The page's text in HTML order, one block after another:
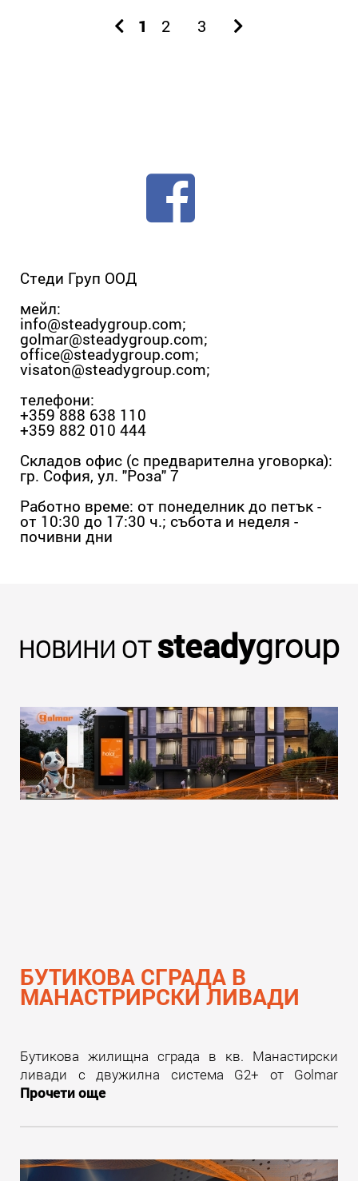
1 2 3
Стеди Груп ООД
мейл:
info@steadygroup.com;
golmar@steadygroup.com;
office@steadygroup.com;
visaton@steadygroup.com;
телефони:
+359 888 638 110
+359 882 010 444
Складов офис (с предварителна уговорка):
гр. София, ул. "Роза" 7
Работно време: от понеделник до петък -
от 10:30 до 17:30 ч.; събота и неделя -
почивни дни
НОВИНИ ОТsteadygroup
БУТИКОВА СГРАДА В
МАНАСТРИРСКИ ЛИВАДИ
Бутикова жилищна сграда в кв. Манастирски
ливади с двужилна система G2+ от Golmar
Прочети още